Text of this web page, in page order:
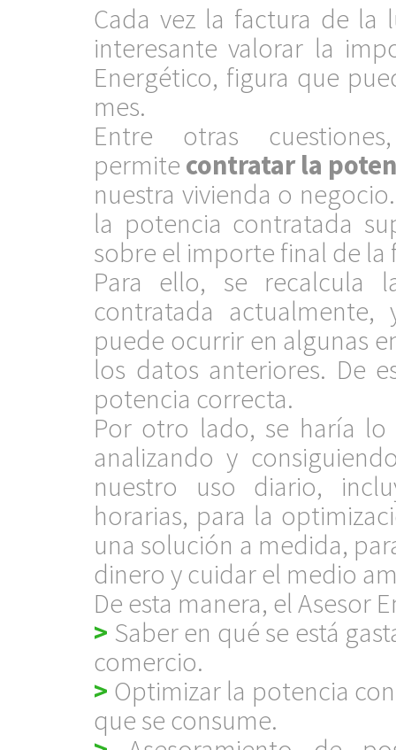
Cada vez la factura de la
interesante valorar la
Energético, figura que
mes.
Entre otras
permite contratar la
nuestra vivienda o
la potencia contratada
sobre el importe final de la
Para ello, se recalcula
contratada
puede ocurrir en algunas
los datos anteriores. De
potencia correcta.
Por otro lado, se haría
analizando y
nuestro uso diario,
horarias, para la
una solución a medida,
dinero y cuidar el medio
De esta manera, el Asesor
> Saber en qué se está
comercio.
> Optimizar la potencia
que se consume.